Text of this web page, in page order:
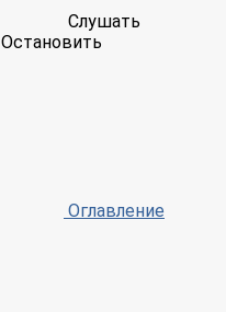
Слушать
Остановить
Оглавление